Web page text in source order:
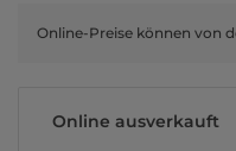
Online ausverkauft